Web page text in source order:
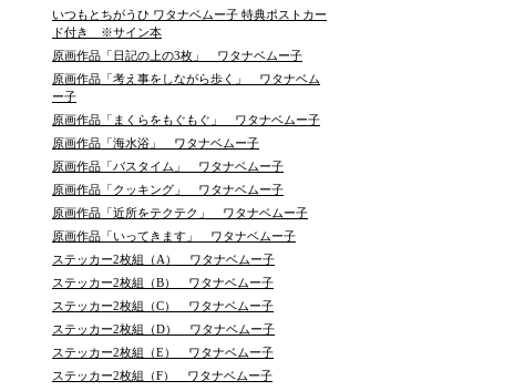
いつもとちがうひ ワタナベムー子 特典ポストカー
ド付き ※サイン本
原画作品「日記の上の3枚」 ワタナベムー子
原画作品「考え事をしながら歩く」 ワタナベム
ー子
原画作品「まくらをもぐもぐ」 ワタナベムー子
原画作品「海水浴」 ワタナベムー子
原画作品「バスタイム」 ワタナベムー子
原画作品「クッキング」 ワタナベムー子
原画作品「近所をテクテク」 ワタナベムー子
原画作品「いってきます」 ワタナベムー子
ステッカー2枚組（A） ワタナベムー子
ステッカー2枚組（B） ワタナベムー子
ステッカー2枚組（C） ワタナベムー子
ステッカー2枚組（D） ワタナベムー子
ステッカー2枚組（E） ワタナベムー子
ステッカー2枚組（F） ワタナベムー子